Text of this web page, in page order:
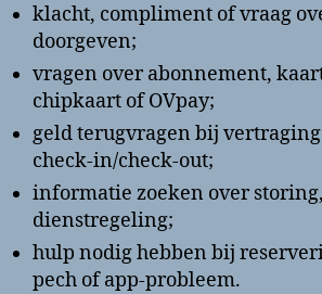
klacht, compliment of vraag
doorgeven;
vragen over abonnement,
chipkaart of OVpay;
geld terugvragen bij
check-in/check-out;
informatie zoeken over
dienstregeling;
hulp nodig hebben bij
pech of app-probleem.